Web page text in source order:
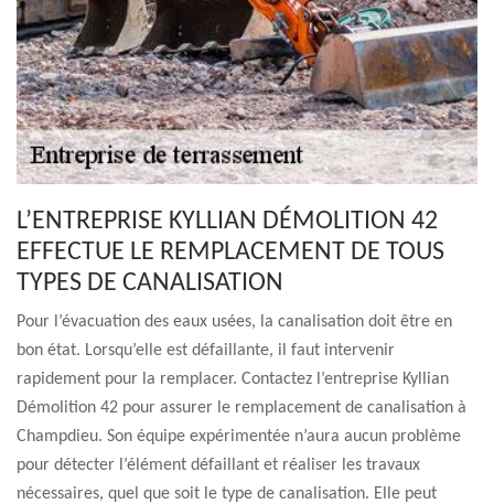
L’ENTREPRISE KYLLIAN DÉMOLITION 42
EFFECTUE LE REMPLACEMENT DE TOUS
TYPES DE CANALISATION
Pour l’évacuation des eaux usées, la canalisation doit être en
bon état. Lorsqu’elle est défaillante, il faut intervenir
rapidement pour la remplacer. Contactez l’entreprise Kyllian
Démolition 42 pour assurer le remplacement de canalisation à
Champdieu. Son équipe expérimentée n’aura aucun problème
pour détecter l’élément défaillant et réaliser les travaux
nécessaires, quel que soit le type de canalisation. Elle peut